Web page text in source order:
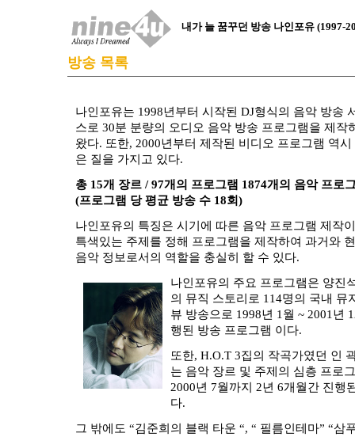
내가 늘 꿈꾸던 방송 나인포유 (1997-
방송 목록
나인포유는 1998년부터 시작된 DJ형식의 음악 방송
스로 30분 분량의 오디오 음악 방송 프로그램을 제작
왔다. 또한, 2000년부터 제작된 비디오 프로그램 역시
은 질을 가지고 있다.
총 15개 장르 / 97개의 프로그램 1874개의 음악 프로
(프로그램 당 평균 방송 수 18회)
나인포유의 특징은 시기에 따른 음악 프로그램 제작
특색있는 주제를 정해 프로그램을 제작하여 과거와
음악 정보로서의 역할을 충실히 할 수 있다.
나인포유의 주요 프로그램은 양진
의 뮤직 스토리로 114명의 국내 뮤
뷰 방송으로 1998년 1월 ~ 2001년
행된 방송 프로그램 이다.
또한, H.O.T 3집의 작곡가였던 인
는 음악 장르 및 주제의 심층 프로
2000년 7월까지 2년 6개월간 진행
다.
그 밖에도 “김준희의 블랙 타운 “, “ 필름인테마” “삼